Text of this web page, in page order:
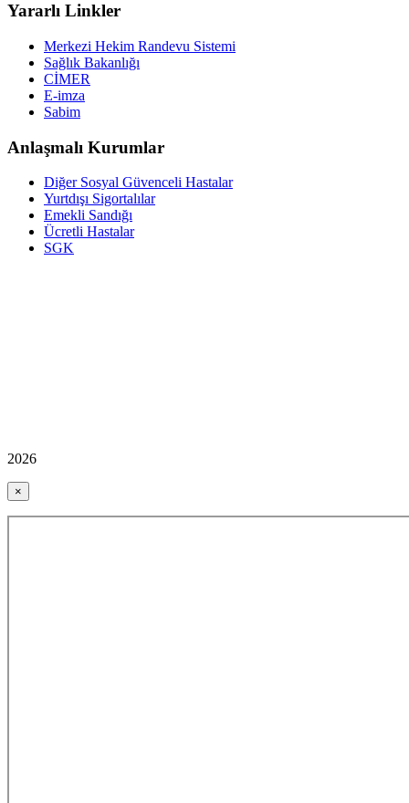
Yararlı Linkler
Merkezi Hekim Randevu Sistemi
Sağlık Bakanlığı
CİMER
E-imza
Sabim
Anlaşmalı Kurumlar
Diğer Sosyal Güvenceli Hastalar
Yurtdışı Sigortalılar
Emekli Sandığı
Ücretli Hastalar
SGK
2026
×